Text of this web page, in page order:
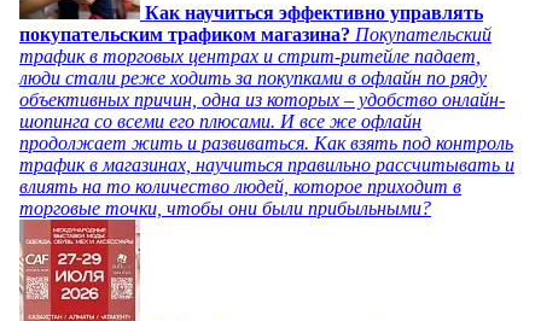
Как научиться эффективно управлять
покупательским трафиком магазина? Покупательский
трафик в торговых центрах и стрит-ритейле падает,
люди стали реже ходить за покупками в офлайн по ряду
объективных причин, одна из которых – удобство онлайн-
шопинга со всеми его плюсами. И все же офлайн
продолжает жить и развиваться. Как взять под контроль
трафик в магазинах, научиться правильно рассчитывать и
влиять на то количество людей, которое приходит в
торговые точки, чтобы они были прибыльными?